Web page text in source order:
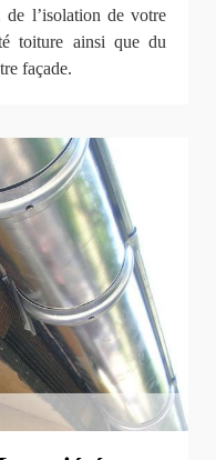
de l’isolation de votre
toiture ainsi que du
façade.